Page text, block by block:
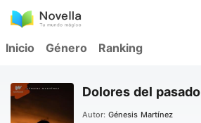
Inicio Género Ranking
Dolores del pasado
Autor: Génesis Martínez